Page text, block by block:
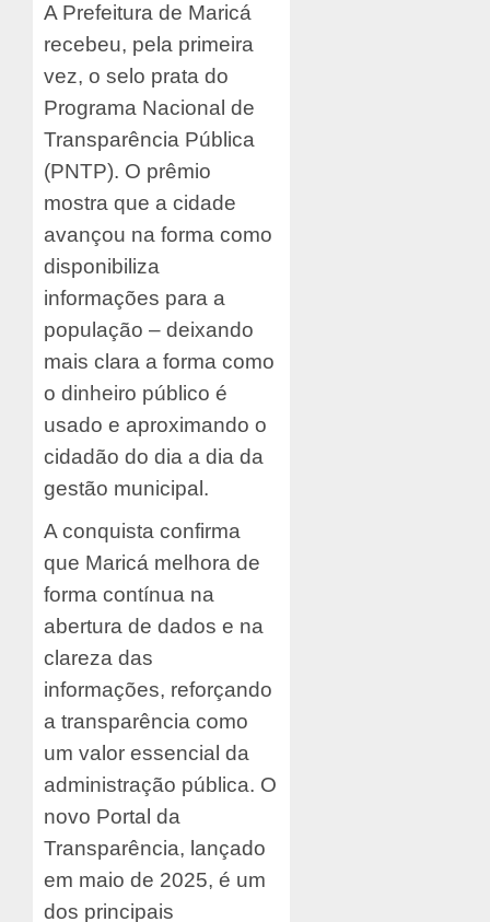
A Prefeitura de Maricá
recebeu, pela primeira
vez, o selo prata do
Programa Nacional de
Transparência Pública
(PNTP). O prêmio
mostra que a cidade
avançou na forma como
disponibiliza
informações para a
população – deixando
mais clara a forma como
o dinheiro público é
usado e aproximando o
cidadão do dia a dia da
gestão municipal.
A conquista confirma
que Maricá melhora de
forma contínua na
abertura de dados e na
clareza das
informações, reforçando
a transparência como
um valor essencial da
administração pública. O
novo Portal da
Transparência, lançado
em maio de 2025, é um
dos principais